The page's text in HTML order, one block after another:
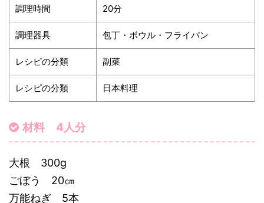
調理時間 20分
調理器具 包丁・ボウル・フライパン
レシピの分類 副菜
レシピの分類 日本料理
材料 4人分
大根 300g
ごぼう 20㎝
万能ねぎ 5本